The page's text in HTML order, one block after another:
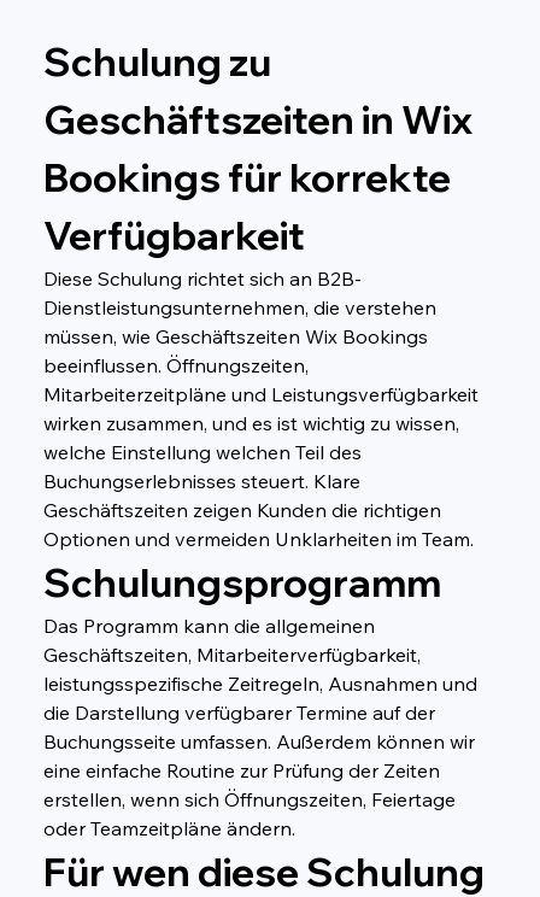
Schulung zu
Geschäftszeiten in Wix
Bookings für korrekte
Verfügbarkeit
Diese Schulung richtet sich an B2B-
Dienstleistungsunternehmen, die verstehen
müssen, wie Geschäftszeiten Wix Bookings
beeinflussen. Öffnungszeiten,
Mitarbeiterzeitpläne und Leistungsverfügbarkeit
wirken zusammen, und es ist wichtig zu wissen,
welche Einstellung welchen Teil des
Buchungserlebnisses steuert. Klare
Geschäftszeiten zeigen Kunden die richtigen
Optionen und vermeiden Unklarheiten im Team.
Schulungsprogramm
Das Programm kann die allgemeinen
Geschäftszeiten, Mitarbeiterverfügbarkeit,
leistungsspezifische Zeitregeln, Ausnahmen und
die Darstellung verfügbarer Termine auf der
Buchungsseite umfassen. Außerdem können wir
eine einfache Routine zur Prüfung der Zeiten
erstellen, wenn sich Öffnungszeiten, Feiertage
oder Teamzeitpläne ändern.
Für wen diese Schulung